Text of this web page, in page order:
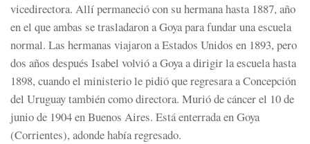
vicedirectora. Allí permaneció con su hermana hasta 1887, año
en el que ambas se trasladaron a Goya para fundar una escuela
normal. Las hermanas viajaron a Estados Unidos en 1893, pero
dos años después Isabel volvió a Goya a dirigir la escuela hasta
1898, cuando el ministerio le pidió que regresara a Concepción
del Uruguay también como directora. Murió de cáncer el 10 de
junio de 1904 en Buenos Aires. Está enterrada en Goya
(Corrientes), adonde había regresado.